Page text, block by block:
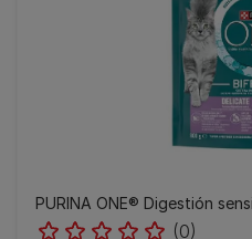
PURINA ONE® Digestión
(0)